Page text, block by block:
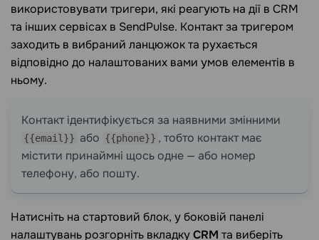
використовувати тригери, які реагують на дії в CRM
та інших сервісах в SendPulse. Контакт за тригером
заходить в вибраний ланцюжок та рухається
відповідно до налаштованих вами умов елементів в
ньому.
Контакт ідентифікується за наявними змінними
{{email}} або {{phone}} , тобто контакт має
містити принаймні щось одне — або номер
телефону, або пошту.
Натисніть на стартовий блок, у боковій панелі
налаштувань розгорніть вкладкуCRM та виберіть